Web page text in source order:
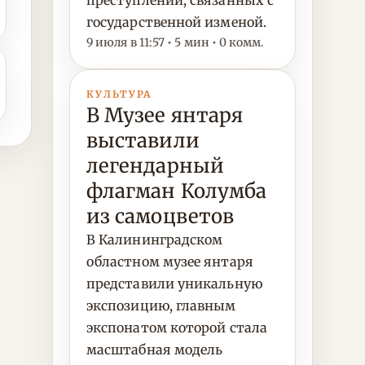
государственной изменой.
9 июля в 11:57 • 5 мин • 0 комм.
КУЛЬТУРА
В Музее янтаря
выставили
легендарный
флагман Колумба
из самоцветов
В Калининградском
областном музее янтаря
представили уникальную
экспозицию, главным
экспонатом которой стала
масштабная модель